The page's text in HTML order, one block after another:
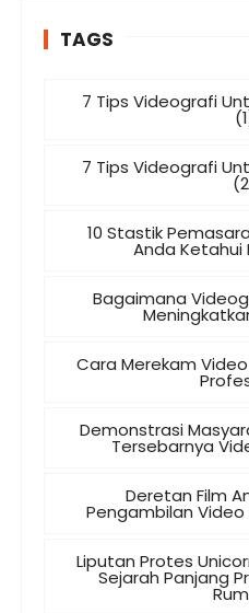
TAGS
7 Tips Videografi
7 Tips Videografi
10 Stastik
Anda Ketahui
Bagaimana
Cara Merekam
Demonstrasi
Tersebarnya
Deretan Film
Pengambilan Video
Liputan Protes
Sejarah Panjang